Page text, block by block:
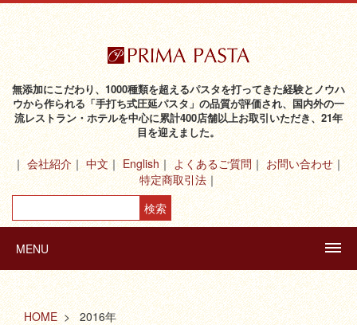
無添加にこだわり、1000種類を超えるパスタを打ってきた経験とノウハ
ウから作られる「手打ち式圧延パスタ」の品質が評価され、国内外の一
流レストラン・ホテルを中心に累計400店舗以上お取引いただき、21年
目を迎えました。
会社紹介 中文 English よくあるご質問
お問い合わせ
特定商取引法
MENU
HOME 2016年